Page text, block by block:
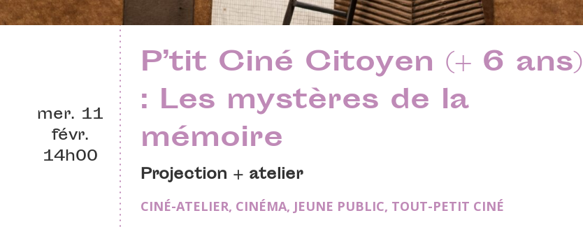
mer. 11
févr.
14h00
P’tit Ciné Citoyen (+ 6 ans)
: Les mystères de la
mémoire
Projection + atelier
CINÉ-ATELIER, CINÉMA, JEUNE PUBLIC, TOUT-PETIT CINÉ